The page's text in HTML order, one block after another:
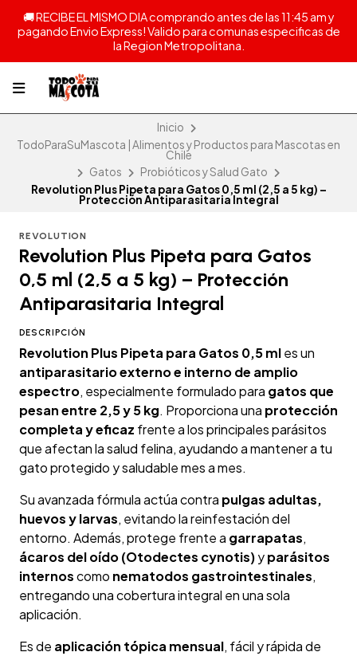
🚚 RECIBE EL MISMO DIA comprando antes de las 11:45 am y
pagando Envio Express! Valido para comunas especificas de
la Region Metropolitana.
Inicio
TodoParaSuMascota | Alimentos y Productos para Mascotas en
Chile
Gatos
Probióticos y Salud Gato
Revolution Plus Pipeta para Gatos 0,5 ml (2,5 a 5 kg) –
Protección Antiparasitaria Integral
REVOLUTION
Revolution Plus Pipeta para Gatos
0,5 ml (2,5 a 5 kg) – Protección
Antiparasitaria Integral
DESCRIPCIÓN
Revolution Plus Pipeta para Gatos 0,5 mles un
antiparasitario externo e interno de amplio
espectro, especialmente formulado para gatos que
pesan entre 2,5 y 5 kg. Proporciona una protección
completa y eficaz frente a los principales parásitos
que afectan la salud felina, ayudando a mantener a tu
gato protegido y saludable mes a mes.
Su avanzada fórmula actúa contra pulgas adultas,
huevos y larvas, evitando la reinfestación del
entorno. Además, protege frente a garrapatas,
ácaros del oído (Otodectes cynotis)yparásitos
internoscomo nematodos gastrointestinales,
entregando una cobertura integral en una sola
aplicación.
Es de aplicación tópica mensual, fácil y rápida de